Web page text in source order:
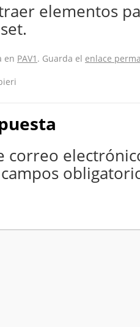
elementos
en PAV1 . Guarda el enlace
correo